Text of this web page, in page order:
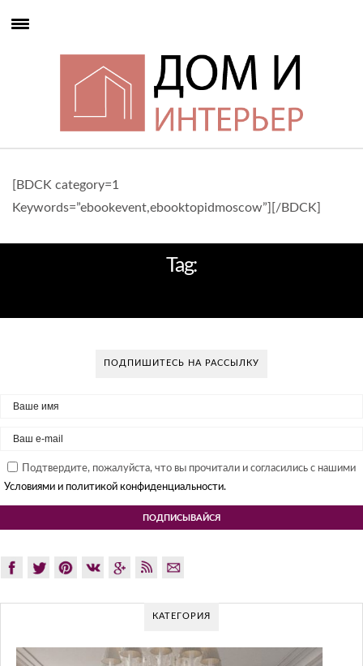
[BDCK category=1
Keywords=”ebookevent,ebooktopidmoscow”][/BDCK]
Tag:
ПОДПИШИТЕСЬ НА РАССЫЛКУ
Подтвердите, пожалуйста, что вы прочитали и согласились с нашими
Условиями и политикой конфиденциальности.
КАТЕГОРИЯ